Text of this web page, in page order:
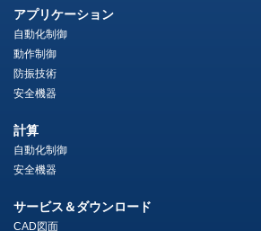
アプリケーション
自動化制御
動作制御
防振技術
安全機器
計算
自動化制御
安全機器
サービス＆ダウンロード
CAD図面